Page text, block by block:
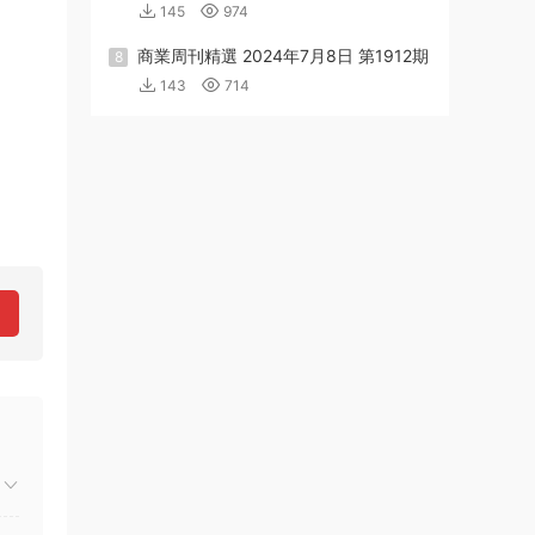
145 974
8 商業周刊精選 2024年7月8日 第1912期
143 714